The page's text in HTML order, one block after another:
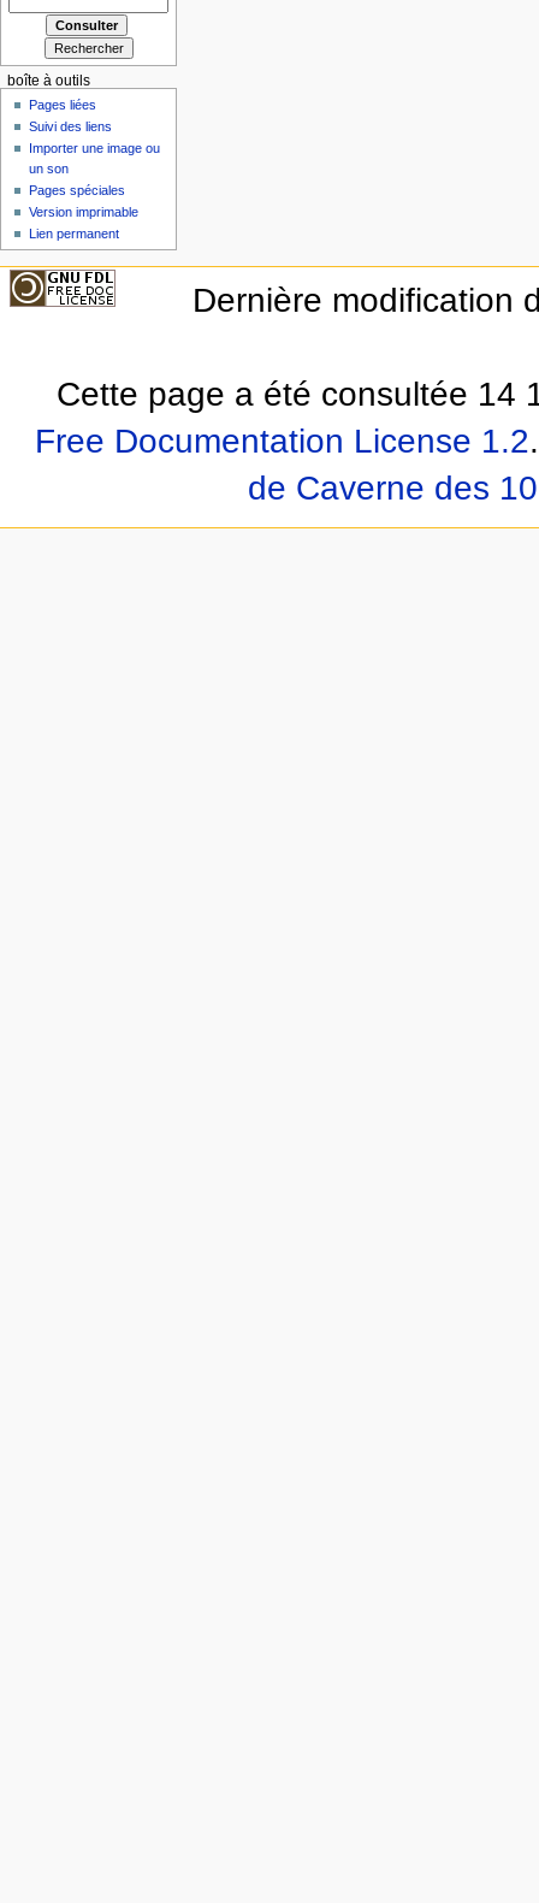
boîte à outils
Pages liées
Suivi des liens
Importer une image ou
un son
Pages spéciales
Version imprimable
Lien permanent
Dernière modification
Cette page a été consultée 14
Free Documentation License 1.2.
de Caverne des